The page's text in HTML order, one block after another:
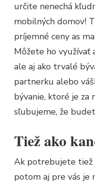
určite nenechá
mobilných domov!
príjemné ceny as
Môžete ho využívať
ale aj ako trvalé
partnerku alebo
bývanie, ktoré je za
sľubujeme, že
Tiež ako
Ak potrebujete tiež
potom aj pre vás je